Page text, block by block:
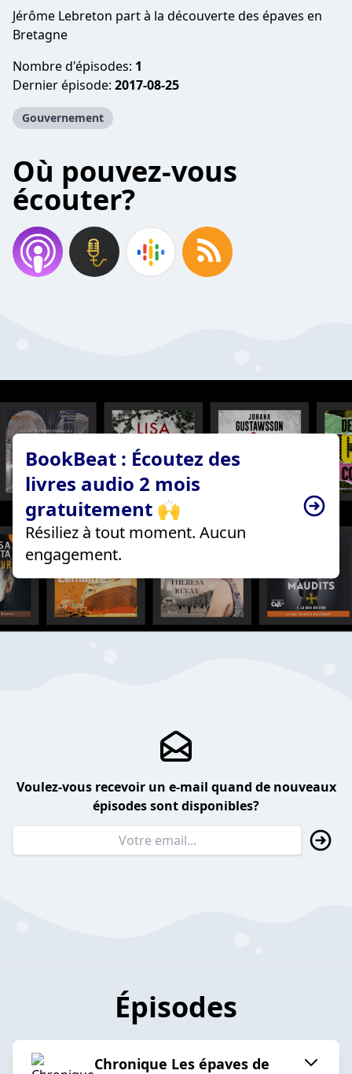
Jérôme Lebreton part à la découverte des épaves en
Bretagne
Nombre d'épisodes: 1
Dernier épisode: 2017-08-25
Gouvernement
Où pouvez-vous
écouter?
BookBeat : Écoutez des
livres audio 2 mois
gratuitement 🙌
Résiliez à tout moment. Aucun
engagement.
Voulez-vous recevoir un e-mail quand de nouveaux
épisodes sont disponibles?
Épisodes
Chronique Les épaves de